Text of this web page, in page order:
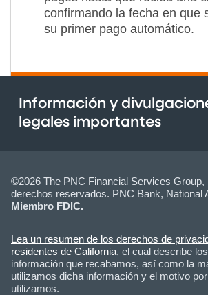
confirmando la fecha en que
su primer pago automático.
Información y
legales importantes
©2026 The PNC Financial Services Group,
derechos reservados. PNC Bank, National
Miembro FDIC.
Lea un resumen de los derechos de
residentes de California, el cual describe
información que recabamos, así como la
utilizamos dicha información y el motivo
utilizamos.